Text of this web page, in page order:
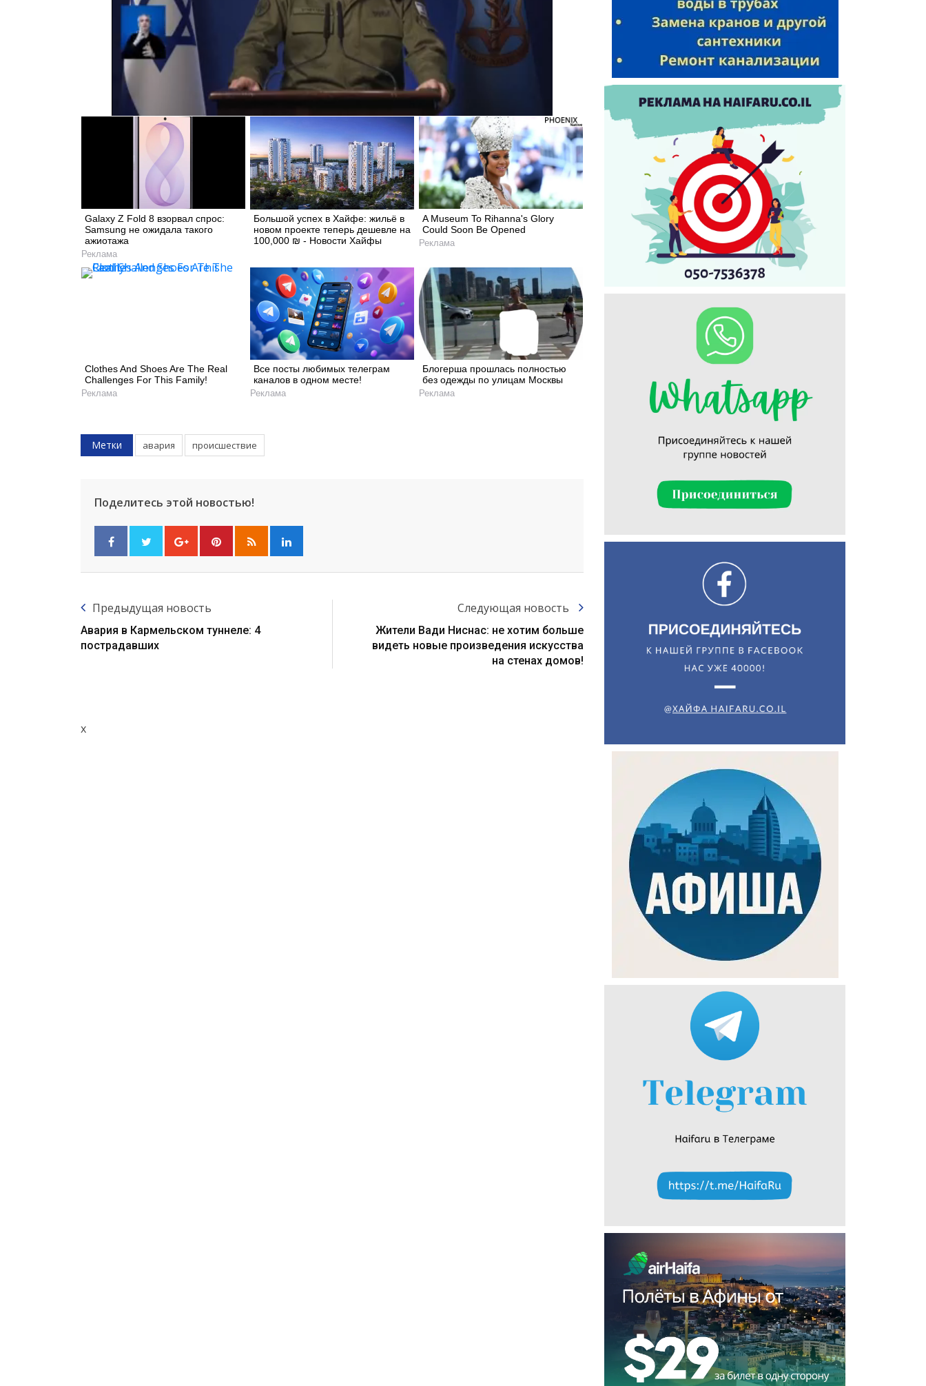
Искать
Galaxy Z Fold 8 взорвал спрос:
Samsung не ожидала такого
ажиотажа
Реклама
Большой успех в Хайфе: жильё в
новом проекте теперь дешевле на
100,000 ₪ - Новости Хайфы
A Museum To Rihanna's Glory
Could Soon Be Opened
Реклама
Clothes And Shoes Are The Real
Challenges For This Family!
Реклама
Все посты любимых телеграм
каналов в одном месте!
Реклама
Блогерша прошлась полностью
без одежды по улицам Москвы
Реклама
Метки авария происшествие
Поделитесь этой новостью!
Предыдущая новость
Авария в Кармельском туннеле: 4
пострадавших
Следующая новость
Жители Вади Ниснас: не хотим больше
видеть новые произведения искусства
на стенах домов!
x